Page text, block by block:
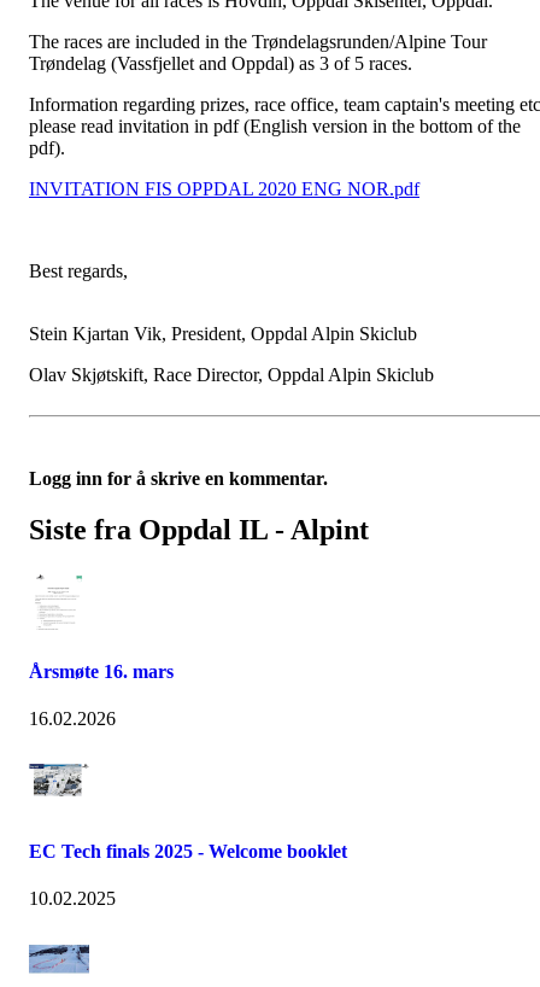
The races are included in the Trøndelagsrunden/Alpine Tour
Trøndelag (Vassfjellet and Oppdal) as 3 of 5 races.
Information regarding prizes, race office, team captain's meeting etc
please read invitation in pdf (English version in the bottom of the
pdf).
INVITATION FIS OPPDAL 2020 ENG NOR.pdf
Best
Stein Kjartan Vik, President, Oppdal Alpin Skiclub
Olav Skjøtskift, Race Director, Oppdal Alpin Skiclub
Logg inn for å skrive en kommentar.
Siste fra Oppdal IL - Alpint
Årsmøte 16. mars
16.02.2026
EC Tech finals 2025 - Welcome booklet
10.02.2025